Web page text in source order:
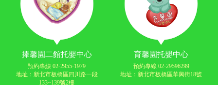
捧馨園二館托嬰中心
預約專線 02-2955-1979
地址：新北市板橋區四川路一段
133~139號2樓
育馨園托嬰中心
預約專線 02-29596299
地址：新北市板橋區華興街18號